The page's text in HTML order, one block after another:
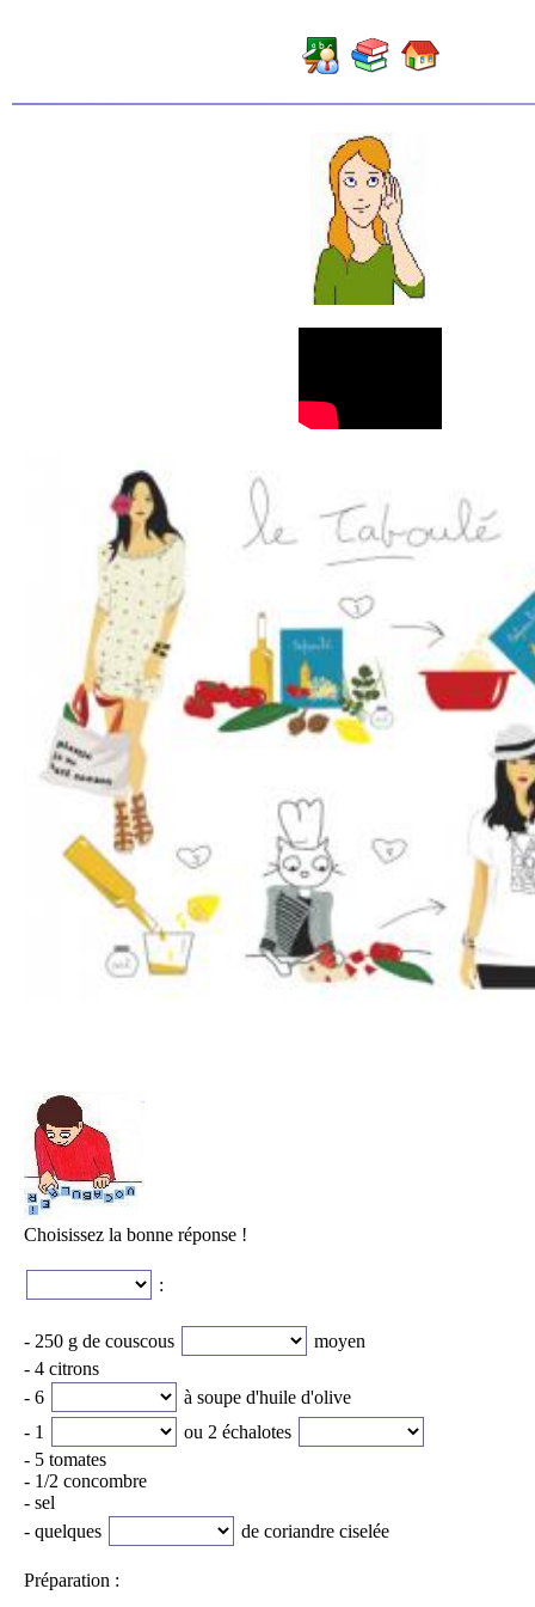
Choisissez la bonne réponse !
:
- 250 g de couscous
moyen
- 4 citrons
- 6
à soupe d'huile d'olive
- 1
ou 2 échalotes
- 5 tomates
- 1/2 concombre
- sel
- quelques
de coriandre ciselée
Préparation :